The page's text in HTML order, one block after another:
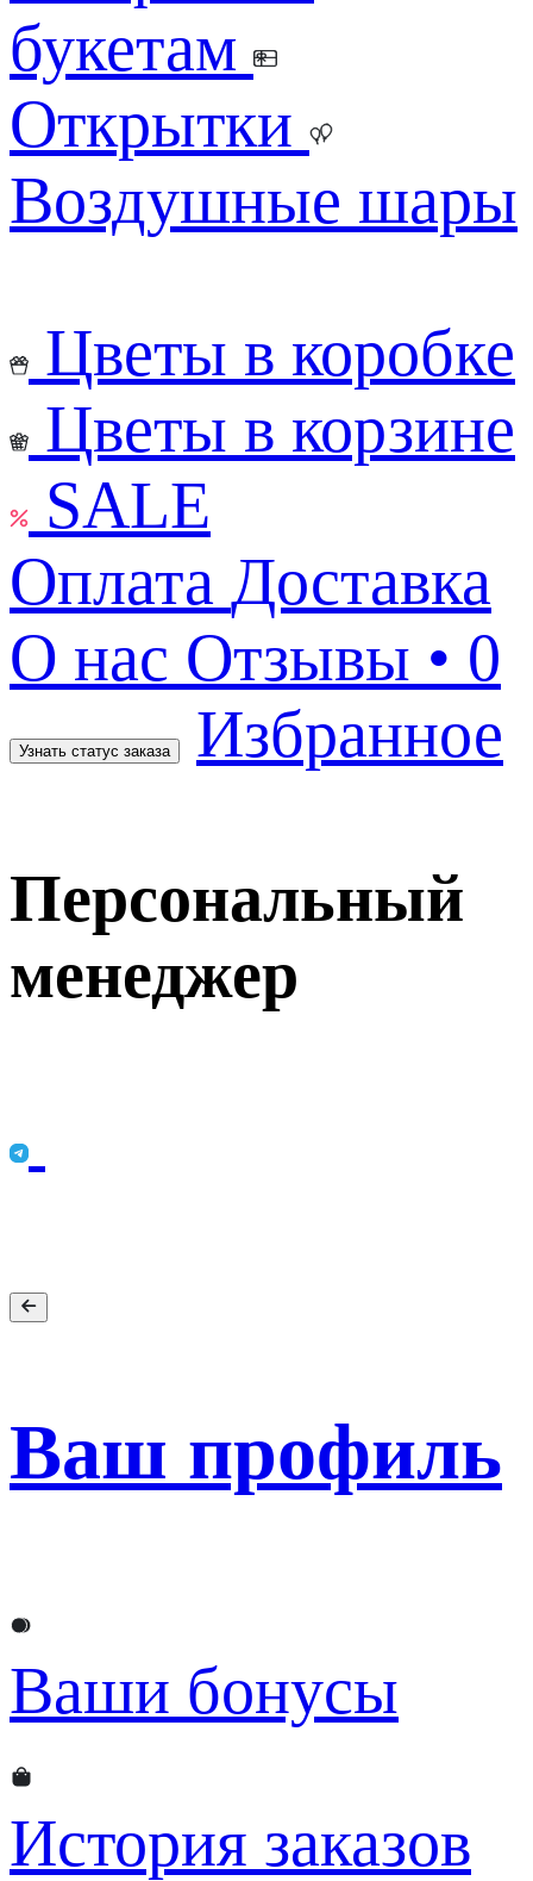
букетам
Открытки
Воздушные шары
Цветы в коробке
Цветы в корзине
SALE
Оплата Доставка
О нас Отзывы • 0
Узнать статус заказа Избранное
Персональный
менеджер
Ваш профиль
Ваши бонусы
История заказов